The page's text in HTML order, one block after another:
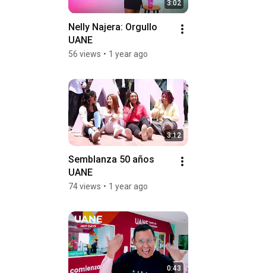
3:02
Nelly Najera: Orgullo
UANE
56 views • 1 year ago
3:12
Semblanza 50 años
UANE
74 views • 1 year ago
0:43